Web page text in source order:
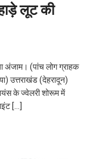
लूट की
अंजाम। (पांच लोग ग्राहक
उत्तराखंड (देहरादून)
के ज्वेलरी शोरूम में
[…]